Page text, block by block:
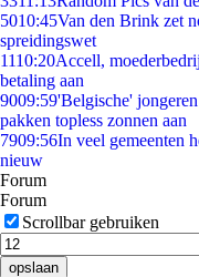
5010:45Van den Brink zet
spreidingswet
1110:20Accell,
betaling aan
9009:59'Belgische'
pakken topless zonnen aan
7909:56In veel gemeenten
nieuw
Forum
Forum
Scrollbar gebruiken
opslaan